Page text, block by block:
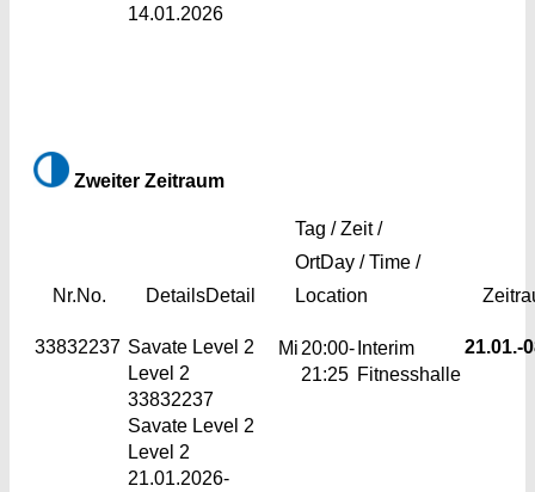
14.01.2026
Zweiter Zeitraum
Nr.No. DetailsDetail
Tag / Zeit /
OrtDay / Time /
Location
33832237 Savate Level 2
Level 2
33832237
Savate Level 2
Level 2
21.01.2026-
Mi 20:00-
21:25
Interim
Fitnesshalle
21.01.-